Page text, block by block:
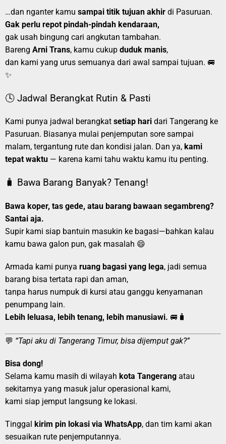
…dan nganter kamu sampai titik tujuan akhir di Pasuruan.
Gak perlu repot pindah-pindah kendaraan,
gak usah bingung cari angkutan tambahan.
Bareng Arni Trans, kamu cukup duduk manis,
dan kami yang urus semuanya dari awal sampai tujuan. 🚐
✨
🕓 Jadwal Berangkat Rutin & Pasti
Kami punya jadwal berangkat setiap hari dari Tangerang ke
Pasuruan. Biasanya mulai penjemputan sore sampai
malam, tergantung rute dan kondisi jalan. Dan ya, kami
tepat waktu — karena kami tahu waktu kamu itu penting.
🧳 Bawa Barang Banyak? Tenang!
Bawa koper, tas gede, atau barang bawaan segambreng?
Santai aja.
Supir kami siap bantuin masukin ke bagasi—bahkan kalau
kamu bawa galon pun, gak masalah 😄
Armada kami punya ruang bagasi yang lega, jadi semua
barang bisa tertata rapi dan aman,
tanpa harus numpuk di kursi atau ganggu kenyamanan
penumpang lain.
Lebih leluasa, lebih tenang, lebih manusiawi. 🚐🧳
💬 “Tapi aku di Tangerang Timur, bisa dijemput gak?”
Bisa dong!
Selama kamu masih di wilayah kota Tangerang atau
sekitarnya yang masuk jalur operasional kami,
kami siap jemput langsung ke lokasi.
Tinggal kirim pin lokasi via WhatsApp, dan tim kami akan
sesuaikan rute penjemputannya.